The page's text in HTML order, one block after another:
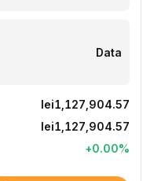
Data
lei1,127,904.57
lei1,127,904.57
+0.00%